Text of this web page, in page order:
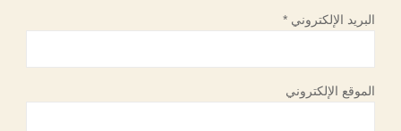
البريد الإلكتروني*
الموقع الإلكتروني